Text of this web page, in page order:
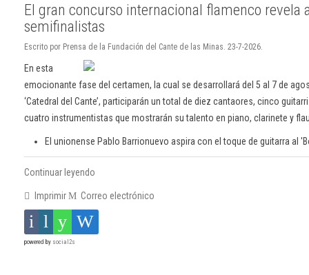
El gran concurso internacional flamenco revela
semifinalistas
Escrito por Prensa de la Fundación del Cante de las Minas. 23-7-2026.
En esta
emocionante fase del certamen, la cual se desarrollará del 5 al 7 de
‘Catedral del Cante’, participarán un total de diez cantaores, cinco
cuatro instrumentistas que mostrarán su talento en piano, clarinete y
El unionense Pablo Barrionuevo aspira con el toque de guitarra al
Continuar leyendo
Imprimir Correo electrónico
powered by social2s